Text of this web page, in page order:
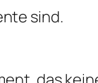
sind.